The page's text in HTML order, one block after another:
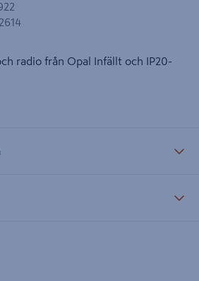
radio från Opal Infällt och IP20-